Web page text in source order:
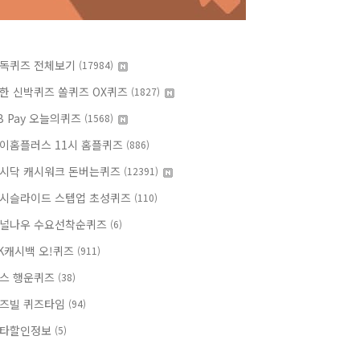
퀴즈 전체보기 (17984)
신박퀴즈 쏠퀴즈 OX퀴즈 (1827)
Pay 오늘의퀴즈 (1568)
홈플러스 11시 홈플퀴즈 (886)
닥 캐시워크 돈버는퀴즈 (12391)
슬라이드 스텝업 초성퀴즈 (110)
나우 수요선착순퀴즈 (6)
캐시백 오!퀴즈 (911)
행운퀴즈 (38)
빌 퀴즈타임 (94)
할인정보 (5)